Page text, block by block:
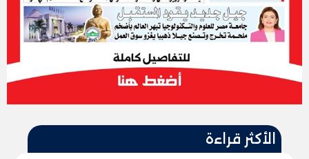
الأكثر قراءة